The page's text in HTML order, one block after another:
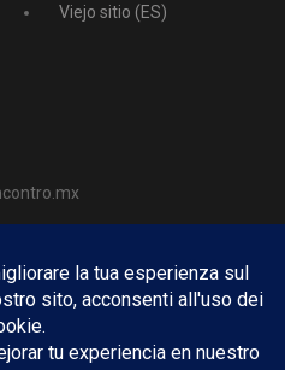
Viejo sitio (ES)